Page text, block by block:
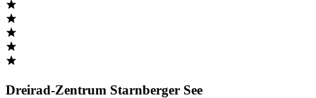
Dreirad-Zentrum Starnberger See